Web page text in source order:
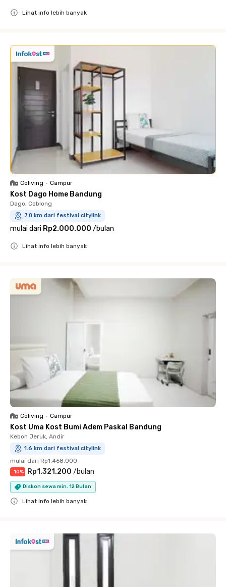
Lihat info lebih banyak
Coliving • Campur
Kost Dago Home Bandung
Dago, Coblong
7.0 km dari festival citylink
mulai dari Rp2.000.000 /bulan
Lihat info lebih banyak
Coliving • Campur
Kost Uma Kost Bumi Adem Paskal Bandung
Kebon Jeruk, Andir
1.6 km dari festival citylink
mulai dari Rp1.468.000
-10% Rp1.321.200 /bulan
Diskon sewa min. 12 Bulan
Lihat info lebih banyak